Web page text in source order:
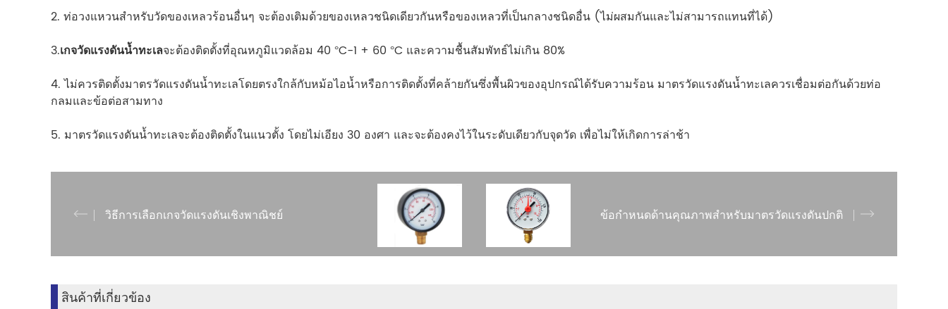
2. ท่อวงแหวนสำหรับวัดของเหลวร้อนอื่นๆ จะต้องเติมด้วยของเหลวชนิดเดียวกันหรือของเหลวที่เป็นกลางชนิดอื่น (ไม่ผสมกันและไม่สามารถแทนที่ได้)
3.เกจวัดแรงดันน้ำทะเลจะต้องติดตั้งที่อุณหภูมิแวดล้อม 40 °C-1 + 60 °C และความชื้นสัมพัทธ์ไม่เกิน 80%
4. ไม่ควรติดตั้งมาตรวัดแรงดันน้ำทะเลโดยตรงใกล้กับหม้อไอน้ำหรือการติดตั้งที่คล้ายกันซึ่งพื้นผิวของอุปกรณ์ได้รับความร้อน มาตรวัดแรงดันน้ำทะเลควรเชื่อมต่อกันด้วยท่อ
กลมและข้อต่อสามทาง
5. มาตรวัดแรงดันน้ำทะเลจะต้องติดตั้งในแนวตั้ง โดยไม่เอียง 30 องศา และจะต้องคงไว้ในระดับเดียวกับจุดวัด เพื่อไม่ให้เกิดการล่าช้า
วิธีการเลือกเกจวัดแรงดันเชิงพาณิชย์ ข้อกำหนดด้านคุณภาพสำหรับมาตรวัดแรงดันปกติ
สินค้าที่เกี่ยวข้อง